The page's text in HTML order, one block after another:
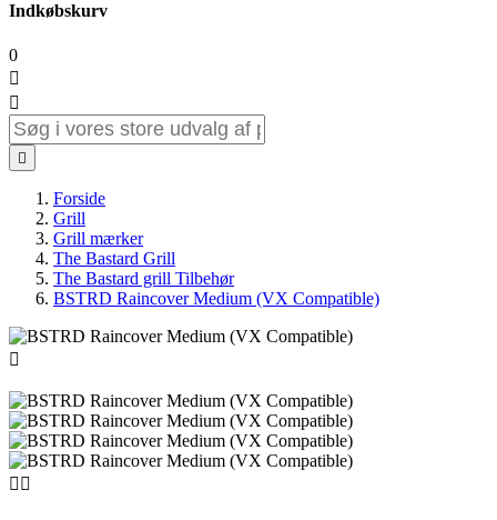
Indkøbskurv
0



Forside
Grill
Grill mærker
The Bastard Grill
The Bastard grill Tilbehør
BSTRD Raincover Medium (VX Compatible)

 